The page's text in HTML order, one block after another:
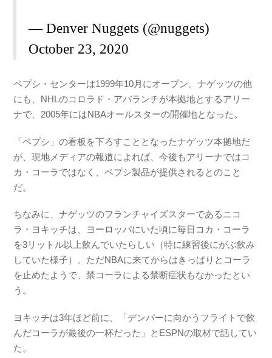
— Denver Nuggets (@nuggets)
October 23, 2020
ペプシ・センターは1999年10月にオープン。ナゲッツの他
にも、NHLのコロラド・アバランチが本拠地とするアリー
ナで、2005年にはNBAオールスターの開催地となった。
「ペプシ」の看板を下ろすこととなったナゲッツ本拠地だ
が、現地メディアの報道によれば、今後もアリーナではコ
カ・コーラではなく、ペプシ製品が提供されるとのこと
だ。
ちなみに、ナゲッツのフランチャイズスターであるニコ
ラ・ヨキッチは、ヨーロッパにいた頃に毎日コカ・コーラ
を3リットル以上飲んでいたらしい（特に練習後にがぶ飲み
していた様子）。ただNBAに来てからはきっぱりとコーラ
を止めたようで、禁コーラによる禁断症状もなかったとい
う。
ヨキッチは3年ほど前に、「デンバーに向かうフライトで飲
んだコーラが最後の一杯だった」とESPNの取材で話してい
た。